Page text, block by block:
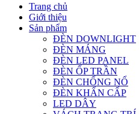
Trang chủ
Giới thiệu
Sản phẩm
ĐÈN DOWNLIGHT
ĐÈN MÁNG
ĐÈN LED PANEL
ĐÈN ỐP TRẦN
ĐÈN CHỐNG NỔ
ĐÈN KHẨN CẤP
LED DÂY